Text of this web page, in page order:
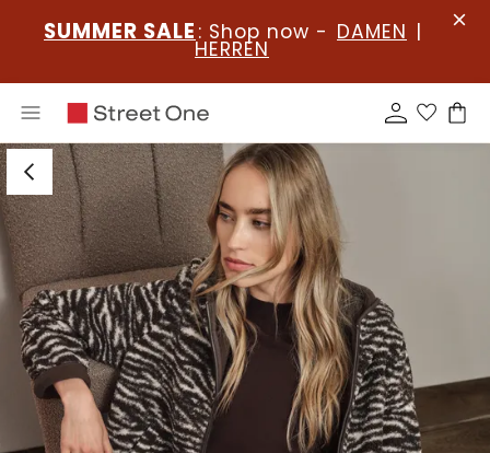
SUMMER SALE : Shop now - DAMEN |
HERREN